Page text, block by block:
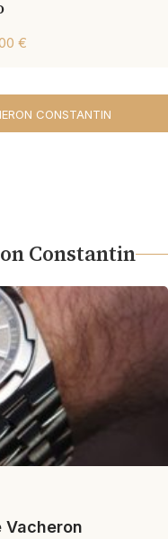
€
CONSTANTIN
Constantin
Vacheron